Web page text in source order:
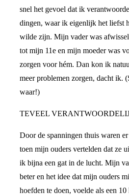
snel het gevoel dat ik
dingen, waar ik eigenlijk het liefst
wilde zijn. Mijn vader was
tot mijn 11e en mijn moeder was
zorgen voor hém. Dan kon ik
meer problemen zorgen, dacht ik.
waar!)
TEVEEL
Door de spanningen thuis waren
toen mijn ouders vertelden dat ze
ik bijna een gat in de lucht. Mijn
beter en het idee dat mijn ouders
hoefden te doen, voelde als een